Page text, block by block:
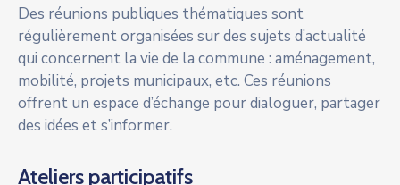
Des réunions publiques thématiques sont
régulièrement organisées sur des sujets d’actualité
qui concernent la vie de la commune : aménagement,
mobilité, projets municipaux, etc. Ces réunions
offrent un espace d’échange pour dialoguer, partager
des idées et s’informer.
Ateliers participatifs